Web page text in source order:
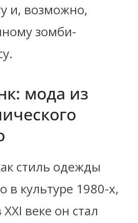
и, возможно,
зомби-
мода из
стиль одежды
в культуре 1980-х,
веке он стал